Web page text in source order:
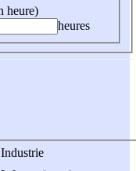
heure)
heures
Industrie